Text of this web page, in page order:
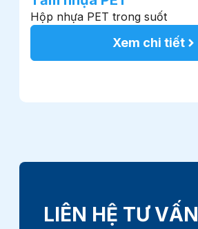
Hộp nhựa PET trong suốt
Xem chi tiết
LIÊN HỆ TƯ VẤN